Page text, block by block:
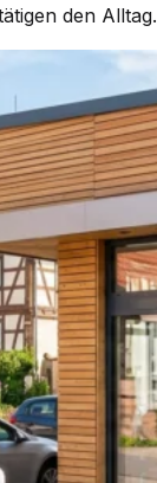
den Alltag.